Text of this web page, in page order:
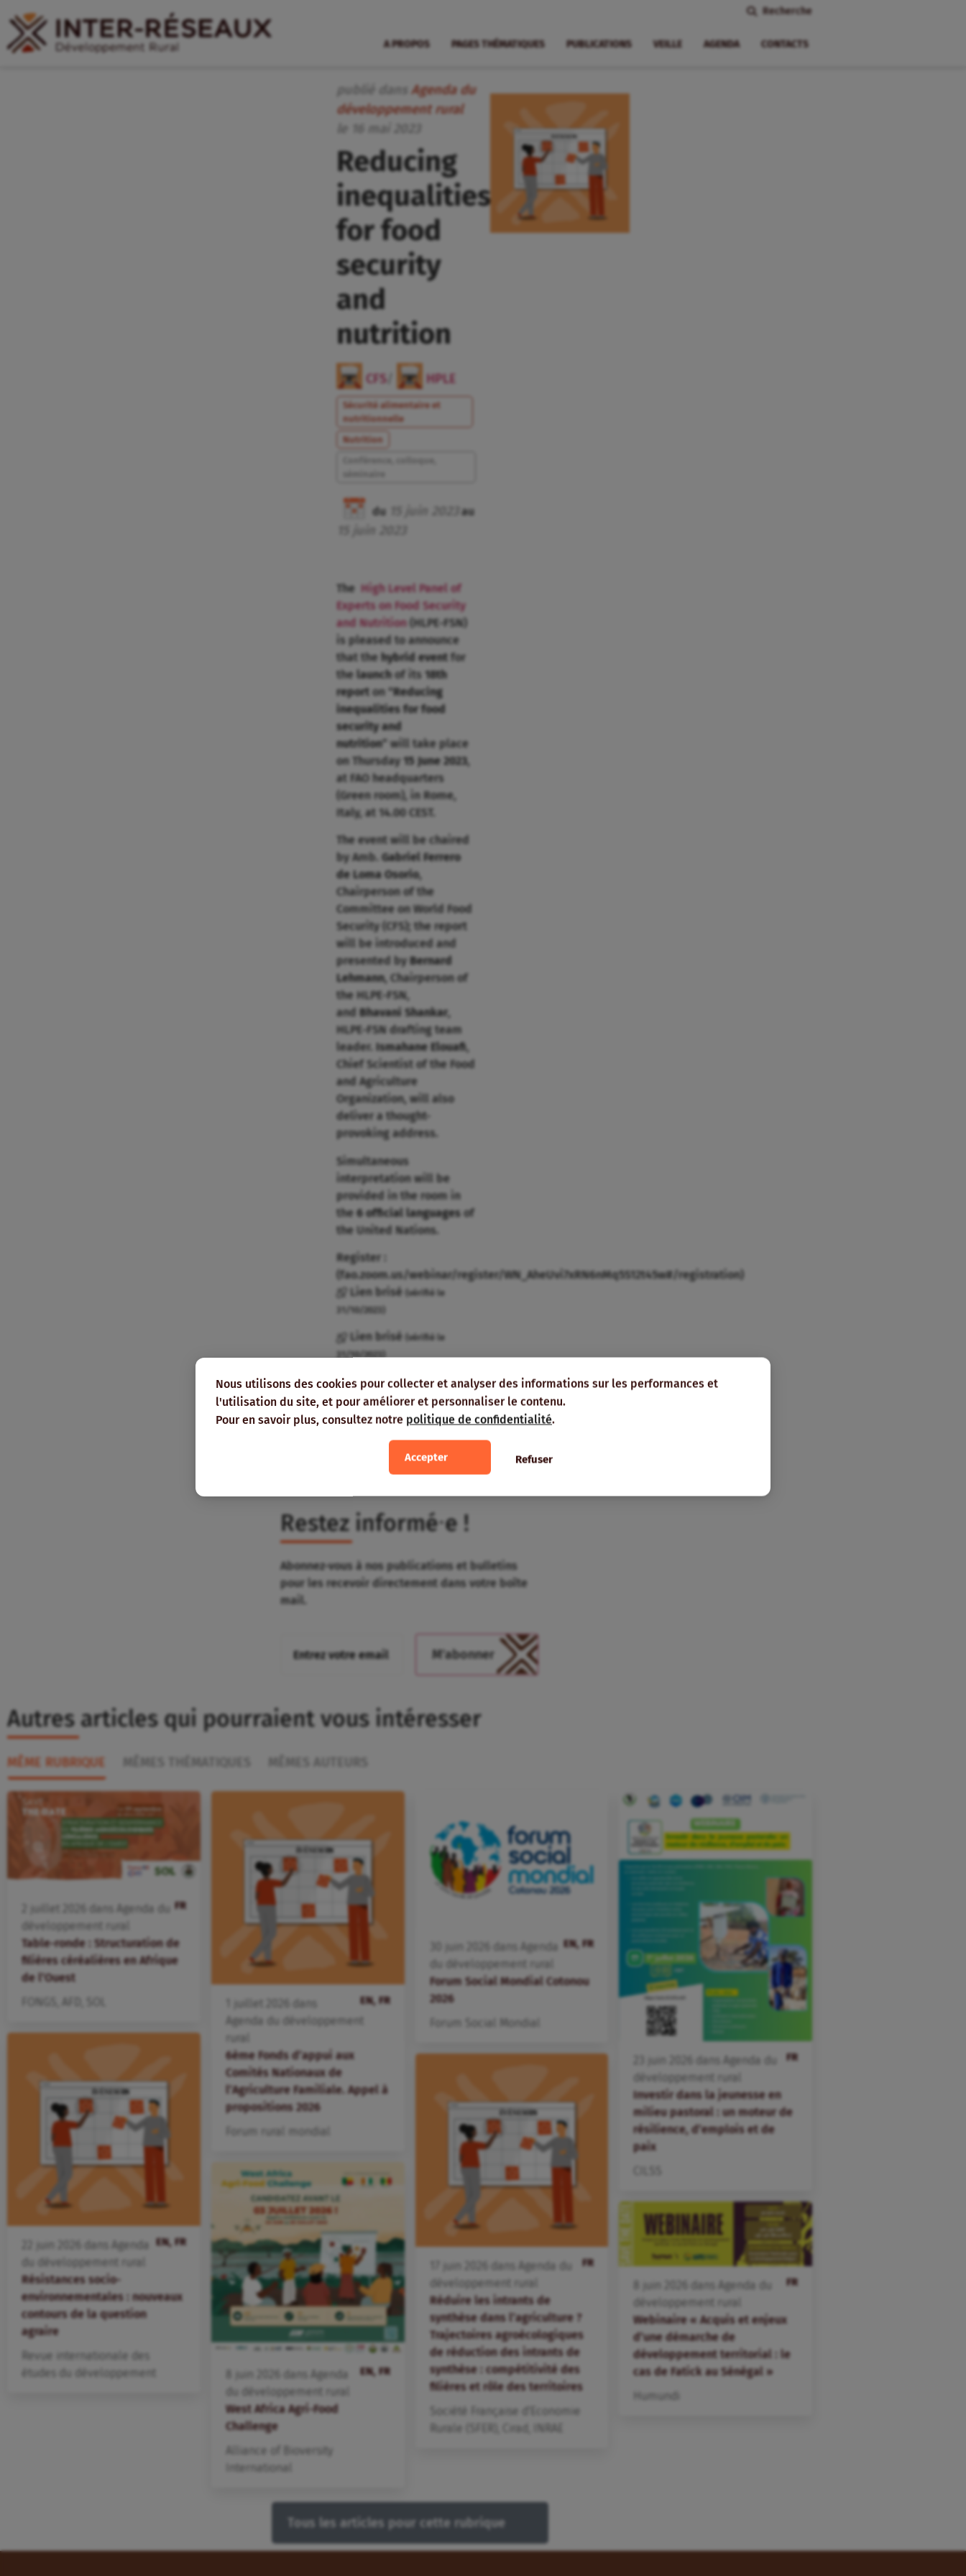
Nous utilisons des cookies pour collecter et analyser des informations sur les performances et
l'utilisation du site, et pour améliorer et personnaliser le contenu.
Pour en savoir plus, consultez notre politique de confidentialité.
Accepter Refuser
Recherche
A PROPOS PAGES THÉMATIQUES PUBLICATIONS VEILLE AGENDA CONTACTS
publié dans Agenda du
développement rural
le
mai
Reducing
inequalities
for food
security
and
nutrition
CFS/ HPLE
Sécurité alimentaire et
nutritionnelle
Nutrition
du au
The High Level Panel of
Experts on Food Security
and Nutrition(HLPE-FSN)
is pleased to announce
that the hybrid event for
the launchof its 18th
report on “Reducing
inequalities for food
security and
nutrition” will take place
on Thursday 15 June 2023,
at FAO headquarters
(Green room), in Rome,
Italy, at 14.00 CEST.
The event will be chaired
by Amb. Gabriel Ferrero
de Loma Osorio,
Chairperson of the
Committee on World Food
Security (CFS); the report
will be introduced and
presented by Bernard
Lehmann, Chairperson of
the HLPE-FSN,
and Bhavani Shankar
HLPE-FSN drafting team
leader. Ismahane Elouafi,
Chief Scientist of the Food
and Agriculture
Organization, will also
deliver a thought-
provoking address.
Simultaneous
interpretation will be
provided in the room in
the6 official languages of
the United Nations.
Register :
(fao.zoom.us/webinar/register/WN_AheUvi7xRN6nMq5S12t45w#/registration)
Lien brisé
(vérifié le
31/10/2023)
Lien brisé
(vérifié le
31/10/2023)
Ajouter à mon
agenda
Restez informé⸱e !
Abonnez-vous à nos publications et bulletins
pour les recevoir directement dans votre boîte
mail.
Autres articles qui pourraient vous intéresser
MÊME RUBRIQUE
FR
juillet dans
Agenda du
développement rural
Table-ronde : Structuration de
filières céréalières en Afrique
de l’Ouest
EN, FR
juillet
dans
Agenda du développement
rural
6ème Fonds d’appui aux
Comités Nationaux de
l’Agriculture Familiale. Appel à
propositions 2026
Forum rural mondial
EN, FR
dans
Agenda
du développement rural
Forum Social Mondial Cotonou
2026
Forum Social Mondial
FR
dans
Agenda du
développement rural
Investir dans la jeunesse en
milieu pastoral : un moteur de
résilience, d’emplois et de
paix
EN, FR
dans
Agenda
du développement rural
Résistances socio-
environnementales : nouveaux
contours de la question
agraire
Revue internationale des
études du développement
FR
dans
Agenda du
développement rural
Réduire les intrants de
synthèse dans l’agriculture ?
Trajectoires agroécologiques
de réduction des intrants de
synthèse : compétitivité des
filières et rôle des territoires
Société Française d'Economie
Rurale (SFER)
Cirad
EN, FR
dans
Agenda
du développement rural
West Africa Agri-Food
Challenge
Alliance of Bioversity
International
FR
dans
Agenda du
développement rural
Webinaire « Acquis et enjeux
d’une démarche de
développement territorial : le
cas de Fatick au Sénégal »
Humundi
Tous les articles pour cette rubrique